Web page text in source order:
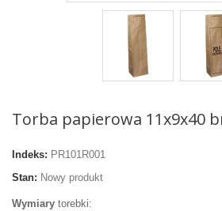
Torba papierowa 11x9x40
Indeks: PR101R001
Stan: Nowy produkt
Wymiary torebki: